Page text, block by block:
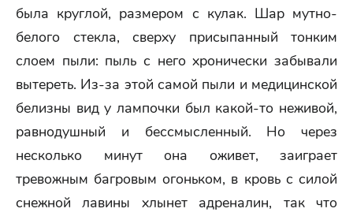
была круглой, размером с кулак. Шар мутно-
белого стекла, сверху присыпанный тонким
слоем пыли: пыль с него хронически забывали
вытереть. Из-за этой самой пыли и медицинской
белизны вид у лампочки был какой-то неживой,
равнодушный и бессмысленный. Но через
несколько минут она оживет, заиграет
тревожным багровым огоньком, в кровь с силой
снежной лавины хлынет адреналин, так что